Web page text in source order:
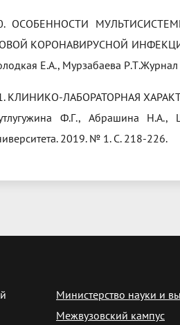
ОСОБЕННОСТИ
КОРОНАВИРУСНОЙ
Е.А., Мурзабаева
КЛИНИКО-ЛАБОРАТОРНАЯ
Ф.Г., Абрашина Н.А.,
2019. № 1. С. 218-226.
Министерство науки и
Межвузовский кампус